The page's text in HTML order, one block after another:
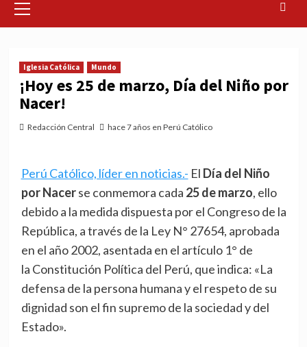
Menu
Iglesia Católica Mundo
¡Hoy es 25 de marzo, Día del Niño por
Nacer!
Redacción Central hace 7 años en Perú Católico
Perú Católico, líder en noticias.- El Día del Niño
por Nacerse conmemora cada 25 de marzo, ello
debido a la medida dispuesta por el Congreso de la
República, a través de la Ley N° 27654, aprobada
en el año 2002, asentada en el artículo 1° de
la Constitución Política del Perú, que indica: «La
defensa de la persona humana y el respeto de su
dignidad son el fin supremo de la sociedad y del
Estado».